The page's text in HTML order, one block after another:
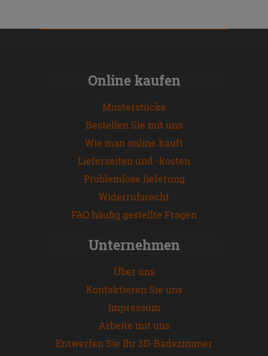
Online kaufen
Musterstücke
Bestellen Sie mit uns
Wie man online kauft
Lieferzeiten und -kosten
Problemlose lieferung
Widerrufsrecht
FAQ häufig gestellte Fragen
Unternehmen
Über uns
Kontaktieren Sie uns
Impressum
Arbeite mit uns
Entwerfen Sie Ihr 3D-Badezimmer